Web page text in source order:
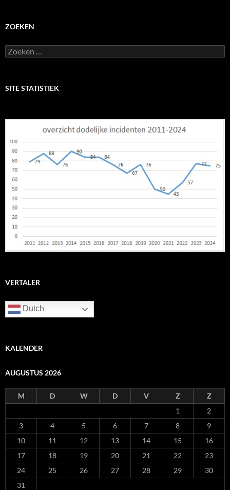
ZOEKEN
Zoeken
naar:
SITE STATISTIEK
VERTALER
Dutch
KALENDER
AUGUSTUS 2026
M D W D V Z
Z
1
2
3
4 5 6 7 8
9
10
11 12 13 14 15
16
17
18 19 20 21 22
23
24
25 26 27 28 29
30
31